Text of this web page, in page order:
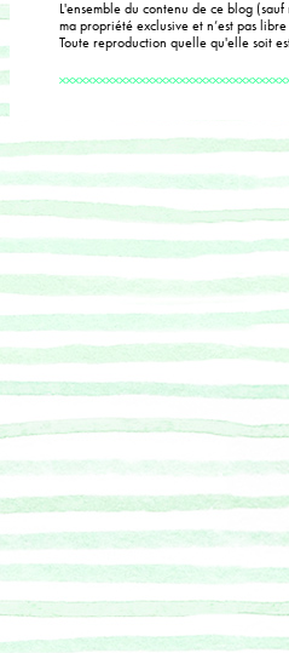
L'ensemble du contenu de ce blog
ma propriété exclusive et n’est pas
Toute reproduction quelle qu'elle soit